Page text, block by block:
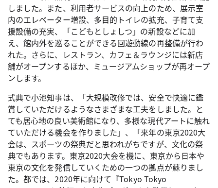
しました。また、利用者サービスの向上のため、展示室
内のエレベーター増設、多目的トイレの拡充、子育て支
援設備の充実、「こどもとしょしつ」の新設などに加
え、館内外を巡ることができる回遊動線の再整備が行わ
れた。さらに、レストラン、カフェ＆ラウンジには新店
舗がオープンするほか、ミュージアムショップが再オープ
ンします。
式典で小池知事は、「大規模改修では、安全で快適に鑑
賞していただけるようなさまざまな工夫をしました。と
ても居心地の良い美術館になり、多様な現代アートに触れ
ていただける機会を作りました」、「来年の東京2020大
会は、スポーツの祭典だと思われがちですが、文化の祭
典でもあります。東京2020大会を機に、東京から日本や
東京の文化を発信していくための一つの拠点が蘇りまし
た。都では、2020年に向けて『Tokyo Tokyo